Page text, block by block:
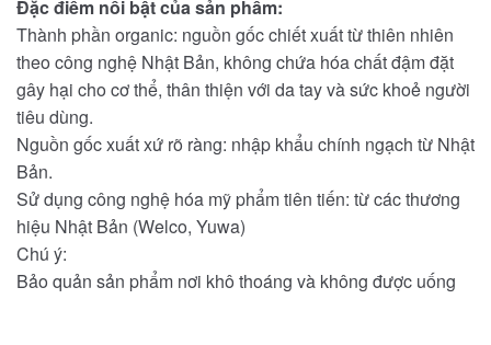
Đặc điểm nổi bật của sản phẩm:
Thành phần organic: nguồn gốc chiết xuất từ thiên nhiên
theo công nghệ Nhật Bản, không chứa hóa chất đậm đặt
gây hại cho cơ thể, thân thiện với da tay và sức khoẻ người
tiêu dùng.
Nguồn gốc xuất xứ rõ ràng: nhập khẩu chính ngạch từ Nhật
Bản.
Sử dụng công nghệ hóa mỹ phẩm tiên tiến: từ các thương
hiệu Nhật Bản (Welco, Yuwa)
Chú ý:
Bảo quản sản phẩm nơi khô thoáng và không được uống